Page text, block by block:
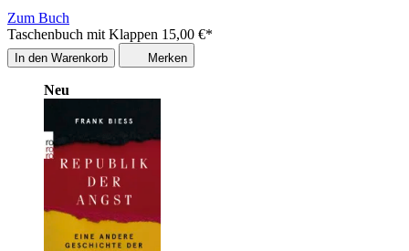
Zum Buch
Taschenbuch mit Klappen 15,00 €*
In den Warenkorb Merken
Neu